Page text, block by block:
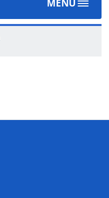
MENU
Toggle